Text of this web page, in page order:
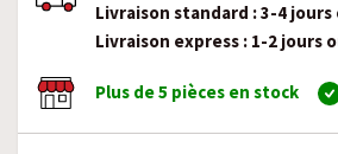
Livraison standard : 3-4
Livraison express : 1-2 jours
Plus de 5 pièces en stock